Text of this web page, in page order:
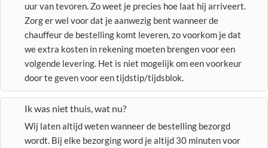
uur van tevoren. Zo weet je precies hoe laat hij arriveert.
Zorg er wel voor dat je aanwezig bent wanneer de
chauffeur de bestelling komt leveren, zo voorkom je dat
we extra kosten in rekening moeten brengen voor een
volgende levering. Het is niet mogelijk om een voorkeur
door te geven voor een tijdstip/tijdsblok.
Ik was niet thuis, wat nu?
Wij laten altijd weten wanneer de bestelling bezorgd
wordt. Bij elke bezorging word je altijd 30 minuten voor